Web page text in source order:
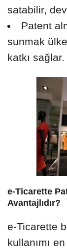
satabilir,
Patent
sunmak
katkı sağlar.
e-Ticarette
Avantajlıdır?
e-Ticarette
kullanımı